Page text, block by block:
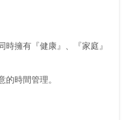
擁有『健康』、『家庭』
的時間管理。